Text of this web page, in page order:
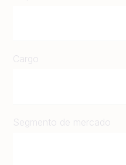
Cargo
Segmento de mercado